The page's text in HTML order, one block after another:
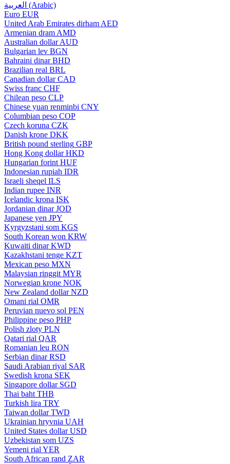
العربية (Arabic)
Euro EUR
United Arab Emirates dirham AED
Armenian dram AMD
Australian dollar AUD
Bulgarian lev BGN
Bahraini dinar BHD
Brazilian real BRL
Canadian dollar CAD
Swiss franc CHF
Chilean peso CLP
Chinese yuan renminbi CNY
Columbian peso COP
Czech koruna CZK
Danish krone DKK
British pound sterling GBP
Hong Kong dollar HKD
Hungarian forint HUF
Indonesian rupiah IDR
Israeli sheqel ILS
Indian rupee INR
Icelandic krona ISK
Jordanian dinar JOD
Japanese yen JPY
Kyrgyzstani som KGS
South Korean won KRW
Kuwaiti dinar KWD
Kazakhstani tenge KZT
Mexican peso MXN
Malaysian ringgit MYR
Norwegian krone NOK
New Zealand dollar NZD
Omani rial OMR
Peruvian nuevo sol PEN
Philippine peso PHP
Polish zloty PLN
Qatari rial QAR
Romanian leu RON
Serbian dinar RSD
Saudi Arabian riyal SAR
Swedish krona SEK
Singapore dollar SGD
Thai baht THB
Turkish lira TRY
Taiwan dollar TWD
Ukrainian hryvnia UAH
United States dollar USD
Uzbekistan som UZS
Yemeni rial YER
South African rand ZAR